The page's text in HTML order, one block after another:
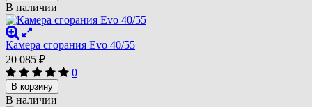
В наличии
Камера сгорания Evo 40/55
20 085 ₽
0
В корзину
В наличии